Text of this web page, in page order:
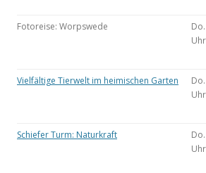
Fotoreise: Worpswede
Uhr
Vielfältige Tierwelt im heimischen Garten
Uhr
Schiefer Turm: Naturkraft
Uhr